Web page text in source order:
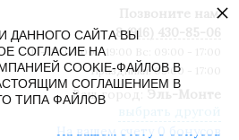
Позвоните нам:
8 (916) 430-85-06
Пн-Сб: 09:00 - 19:00 Вс: 09:00 - 17:00
Праздники: 09:00 - 17:00
Ваш город:
На вашем счету 0 бонусов
ДАННОГО САЙТА ВЫ
СОГЛАСИЕ НА
COOKIE-ФАЙЛОВ В
СОГЛАШЕНИЕМ В
ТИПА ФАЙЛОВ
×